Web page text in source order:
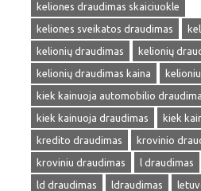
keliones draudimas skaiciuokle
keliones sveikatos draudimas
kelionių draudimas
kelionių
kelionių draudimas kaina
kiek kainuoja automobilio
kiek kainuoja draudimas
kiek
kredito draudimas
krovinio
kroviniu draudimas
l draudimas
ld draudimas
ldraudimas